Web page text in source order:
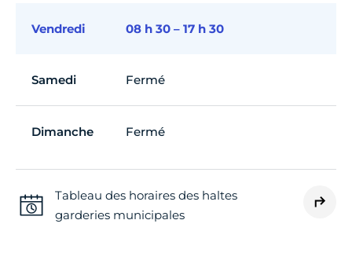
Vendredi 08 h 30 – 17 h 30
Samedi Fermé
Dimanche Fermé
Tableau des horaires des haltes
garderies municipales